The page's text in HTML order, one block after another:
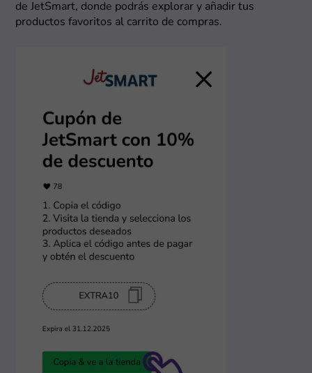
de JetSmart, donde podrás explorar y añadir tus
productos favoritos al carrito de compras.